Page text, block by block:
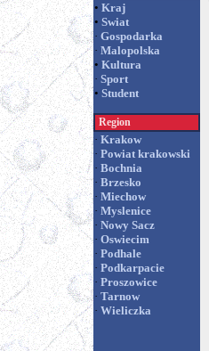
• Kraj
• Swiat
· Gospodarka
· Malopolska
• Kultura
· Sport
• Student
Region
· Krakow
· Powiat krakowski
· Bochnia
· Brzesko
· Miechow
· Myslenice
· Nowy Sacz
· Oswiecim
· Podhale
· Podkarpacie
· Proszowice
· Tarnow
· Wieliczka